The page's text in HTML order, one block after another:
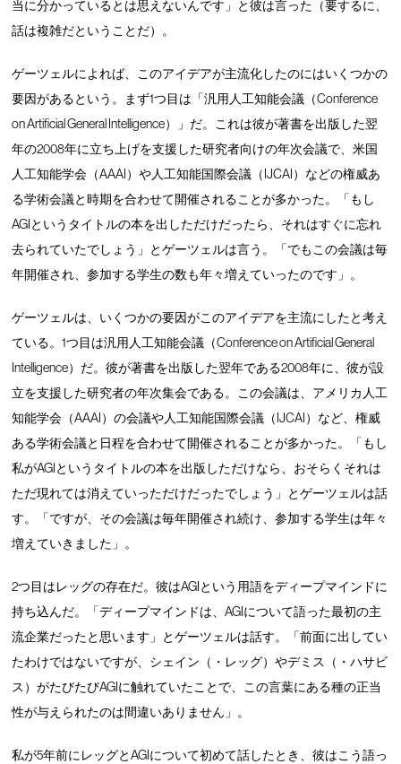
当に分かっているとは思えないんです」と彼は言った（要するに、
話は複雑だということだ）。
ゲーツェルによれば、このアイデアが主流化したのにはいくつかの
要因があるという。まず1つ目は「汎用人工知能会議（Conference
on Artificial General Intelligence）」だ。これは彼が著書を出版した翌
年の2008年に立ち上げを支援した研究者向けの年次会議で、米国
人工知能学会（AAAI）や人工知能国際会議（IJCAI）などの権威あ
る学術会議と時期を合わせて開催されることが多かった。「もし
AGIというタイトルの本を出しただけだったら、それはすぐに忘れ
去られていたでしょう」とゲーツェルは言う。「でもこの会議は毎
年開催され、参加する学生の数も年々増えていったのです」。
ゲーツェルは、いくつかの要因がこのアイデアを主流にしたと考え
ている。1つ目は汎用人工知能会議（Conference on Artificial General
Intelligence）だ。彼が著書を出版した翌年である2008年に、彼が設
立を支援した研究者の年次集会である。この会議は、アメリカ人工
知能学会（AAAI）の会議や人工知能国際会議（IJCAI）など、権威
ある学術会議と日程を合わせて開催されることが多かった。「もし
私がAGIというタイトルの本を出版しただけなら、おそらくそれは
ただ現れては消えていっただけだったでしょう」とゲーツェルは話
す。「ですが、その会議は毎年開催され続け、参加する学生は年々
増えていきました」。
2つ目はレッグの存在だ。彼はAGIという用語をディープマインドに
持ち込んだ。「ディープマインドは、AGIについて語った最初の主
流企業だったと思います」とゲーツェルは話す。「前面に出してい
たわけではないですが、シェイン（・レッグ）やデミス（・ハサビ
ス）がたびたびAGIに触れていたことで、この言葉にある種の正当
性が与えられたのは間違いありません」。
私が5年前にレッグとAGIについて初めて話したとき、彼はこう語っ